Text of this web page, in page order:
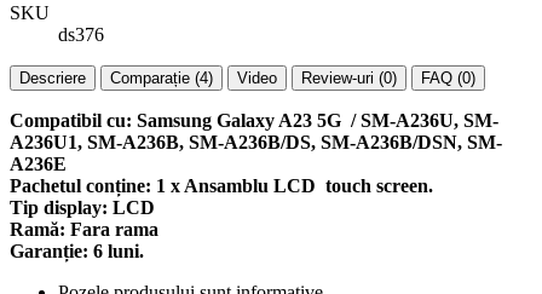
SKU
ds376
Descriere Comparație (4) Video Review-uri (0) FAQ (0)
Compatibil cu: Samsung Galaxy A23 5G / SM-A236U, SM-
A236U1, SM-A236B, SM-A236B/DS, SM-A236B/DSN, SM-
A236E
Pachetul conține: 1 x Ansamblu LCD touch screen.
Tip display: LCD
Ramă: Fara rama
Garanție: 6 luni.